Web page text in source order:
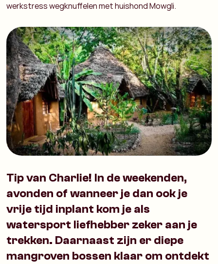
werkstress wegknuffelen met huishond Mowgli.
Tip van Charlie! In de weekenden,
avonden of wanneer je dan ook je
vrije tijd inplant kom je als
watersport liefhebber zeker aan je
trekken. Daarnaast zijn er diepe
mangroven bossen klaar om ontdekt